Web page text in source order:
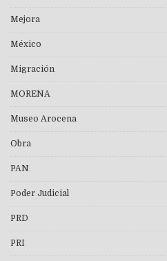
Mejora
México
Migración
MORENA
Museo Arocena
Obra
PAN
Poder Judicial
PRD
PRI